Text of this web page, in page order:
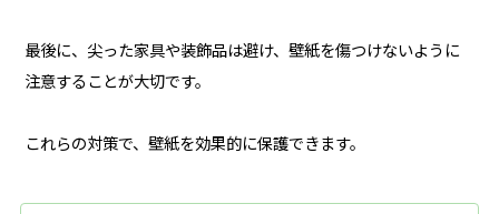
最後に、尖った家具や装飾品は避け、壁紙を傷つけないように
注意することが大切です。
これらの対策で、壁紙を効果的に保護できます。